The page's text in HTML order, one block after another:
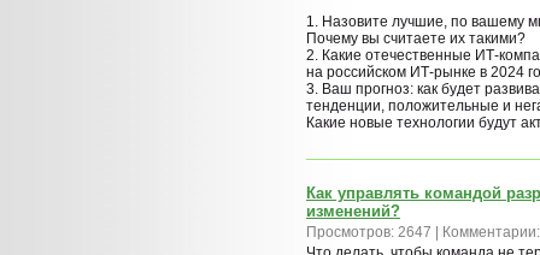
1. Назовите лучшие, по вашему
Почему вы считаете их такими?
2. Какие отечественные ИТ-
на российском ИТ-рынке в 2024
3. Ваш прогноз: как будет
тенденции, положительные и
Какие новые технологии будут
Как управлять командой
изменений?
Просмотров: 2647 |